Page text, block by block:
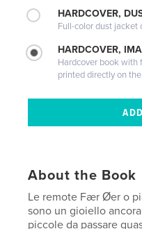
HARDCOVER,
Full-color dust jacket
HARDCOVER,
Hardcover book with
printed directly on
About the Book
Le remote Fær Øer o
sono un gioiello
piccole da passare